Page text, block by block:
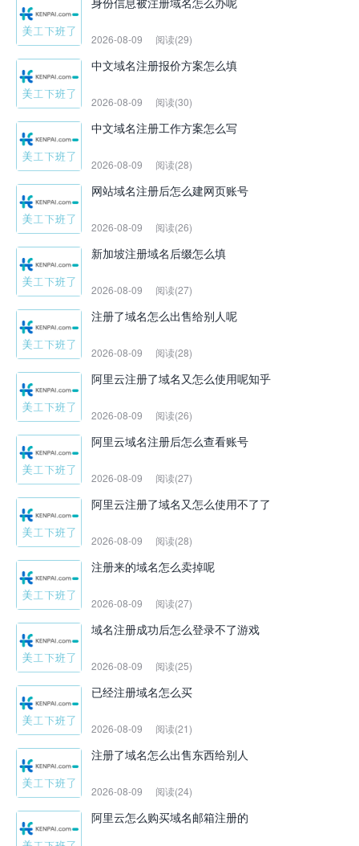
2026-08-09 阅读(29)
中文域名注册报价方案怎么填
2026-08-09 阅读(30)
中文域名注册工作方案怎么写
2026-08-09 阅读(28)
网站域名注册后怎么建网页账号
2026-08-09 阅读(26)
新加坡注册域名后缀怎么填
2026-08-09 阅读(27)
注册了域名怎么出售给别人呢
2026-08-09 阅读(28)
阿里云注册了域名又怎么使用呢知乎
2026-08-09 阅读(26)
阿里云域名注册后怎么查看账号
2026-08-09 阅读(27)
阿里云注册了域名又怎么使用不了了
2026-08-09 阅读(28)
注册来的域名怎么卖掉呢
2026-08-09 阅读(27)
域名注册成功后怎么登录不了游戏
2026-08-09 阅读(25)
已经注册域名怎么买
2026-08-09 阅读(21)
注册了域名怎么出售东西给别人
2026-08-09 阅读(24)
阿里云怎么购买域名邮箱注册的